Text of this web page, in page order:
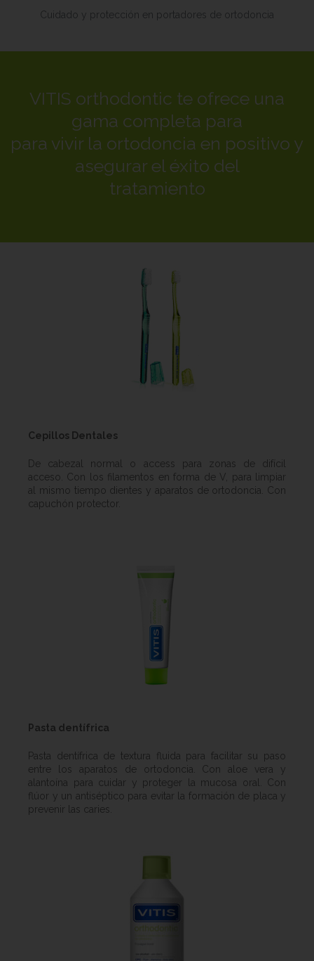
Cuidado y protección en portadores de ortodoncia
VITIS orthodontic te ofrece una
gama completa para
para vivir la ortodoncia en positivo y
asegurar el éxito del
tratamiento
Cepillos Dentales
De cabezal normal o access para zonas de difícil
acceso. Con los filamentos en forma de V, para limpiar
al mismo tiempo dientes y aparatos de ortodoncia. Con
capuchón protector.
Pasta dentífrica
Pasta dentífrica de textura fluida para facilitar su paso
entre los aparatos de ortodoncia. Con aloe vera y
alantoína para cuidar y proteger la mucosa oral. Con
flúor y un antiséptico para evitar la formación de placa y
prevenir las caries.